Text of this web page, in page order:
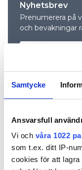
Samtycke
Ansvarsfull
Vi och våra 1022
som t.ex. ditt IP-
cookies för att lagra
Nyhetsbrev
Prenumerera på
och bevakningar
REKOMMENDERADE